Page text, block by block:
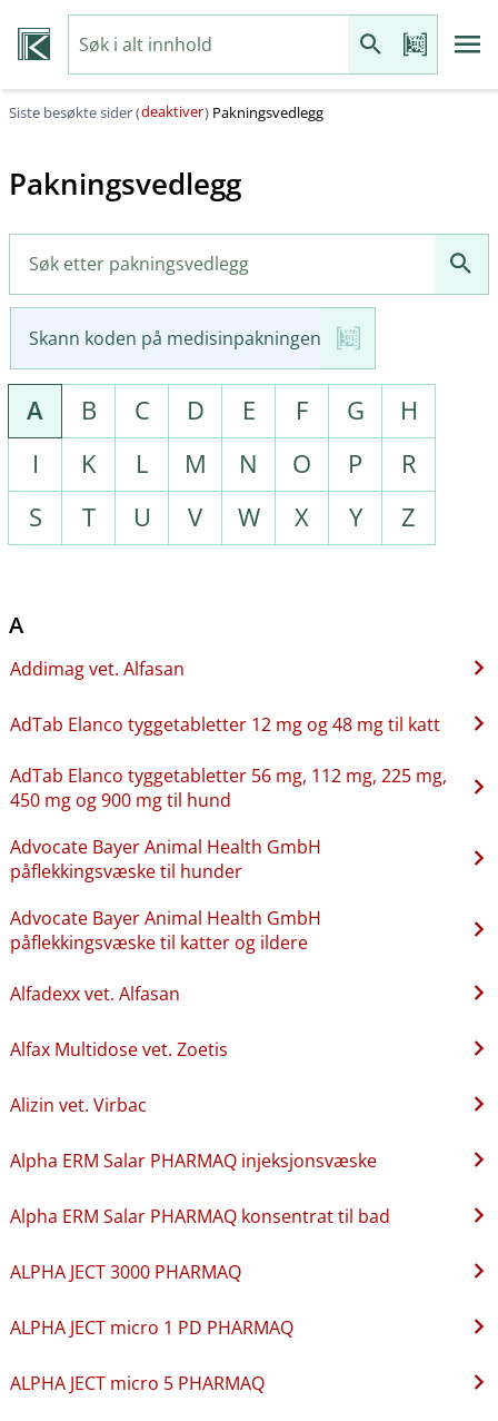
Siste besøkte sider (deaktiver) Pakningsvedlegg
Pakningsvedlegg
Skann koden på medisinpakningen
A B C D E F G
H
I
K L M N O P
R
S
T U V W X Y Z
A
Addimag vet. Alfasan
AdTab Elanco tyggetabletter 12 mg og 48 mg til katt
AdTab Elanco tyggetabletter 56 mg, 112 mg, 225 mg,
450 mg og 900 mg til hund
Advocate Bayer Animal Health GmbH
påflekkingsvæske til hunder
Advocate Bayer Animal Health GmbH
påflekkingsvæske til katter og ildere
Alfadexx vet. Alfasan
Alfax Multidose vet. Zoetis
Alizin vet. Virbac
Alpha ERM Salar PHARMAQ injeksjonsvæske
Alpha ERM Salar PHARMAQ konsentrat til bad
ALPHA JECT 3000 PHARMAQ
ALPHA JECT micro 1 PD PHARMAQ
ALPHA JECT micro 5 PHARMAQ